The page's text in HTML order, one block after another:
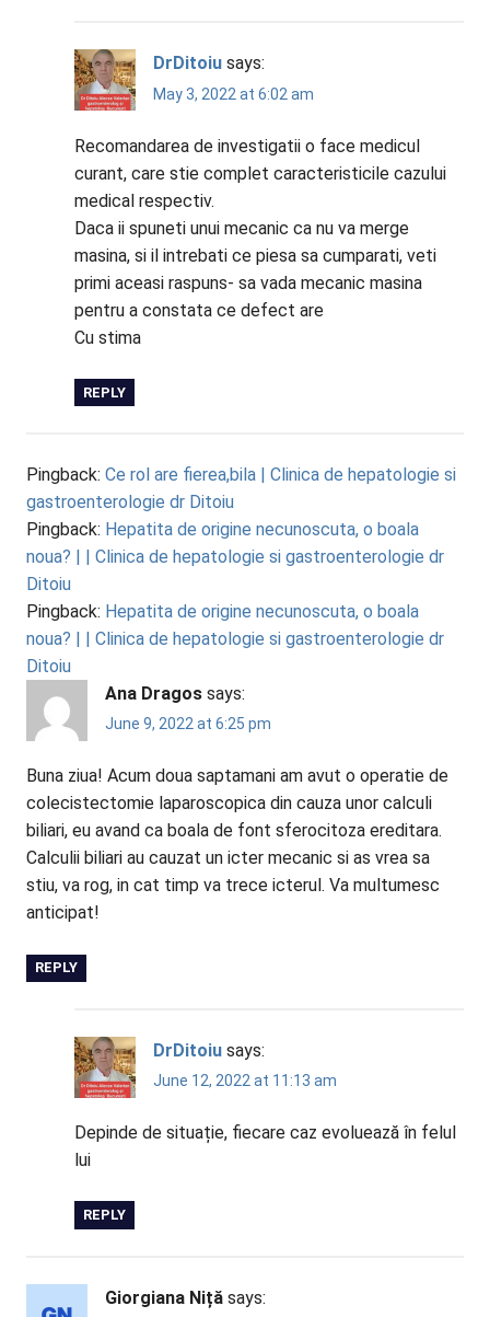
DrDitoiu says:
May 3, 2022 at 6:02 am
Recomandarea de investigatii o face medicul
curant, care stie complet caracteristicile cazului
medical respectiv.
Daca ii spuneti unui mecanic ca nu va merge
masina, si il intrebati ce piesa sa cumparati, veti
primi aceasi raspuns- sa vada mecanic masina
pentru a constata ce defect are
Cu stima
REPLY
Pingback: Ce rol are fierea,bila | Clinica de hepatologie si
gastroenterologie dr Ditoiu
Pingback: Hepatita de origine necunoscuta, o boala
noua? | | Clinica de hepatologie si gastroenterologie dr
Ditoiu
Pingback: Hepatita de origine necunoscuta, o boala
noua? | | Clinica de hepatologie si gastroenterologie dr
Ditoiu
Ana Dragos says:
June 9, 2022 at 6:25 pm
Buna ziua! Acum doua saptamani am avut o operatie de
colecistectomie laparoscopica din cauza unor calculi
biliari, eu avand ca boala de font sferocitoza ereditara.
Calculii biliari au cauzat un icter mecanic si as vrea sa
stiu, va rog, in cat timp va trece icterul. Va multumesc
anticipat!
REPLY
DrDitoiu says:
June 12, 2022 at 11:13 am
Depinde de situație, fiecare caz evoluează în felul
lui
REPLY
Giorgiana Niță says: